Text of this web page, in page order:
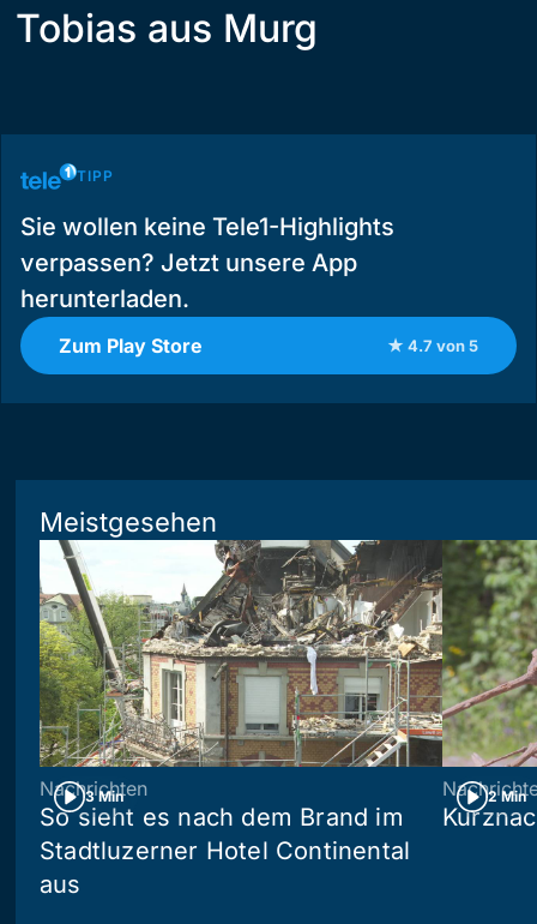
Tobias aus Murg
TIPP
Sie wollen keine Tele1-Highlights
verpassen? Jetzt unsere App
herunterladen.
Zum Play Store ★ 4.7 von 5
Meistgesehen
3 Min
Nachrichten
So sieht es nach dem Brand im
Stadtluzerner Hotel Continental
aus
2 Min